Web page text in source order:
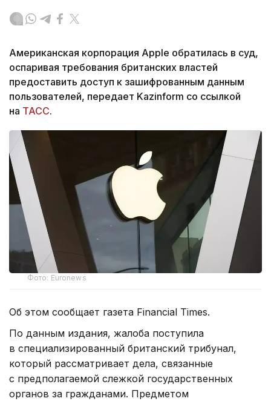
Американская корпорация Apple обратилась в суд,
оспаривая требования британских властей
предоставить доступ к зашифрованным данным
пользователей, передает Kazinform со ссылкой
на ТАСС.
Фото: Euronews
Об этом сообщает газета Financial Times.
По данным издания, жалоба поступила
в специализированный британский трибунал,
который рассматривает дела, связанные
с предполагаемой слежкой государственных
органов за гражданами. Предметом